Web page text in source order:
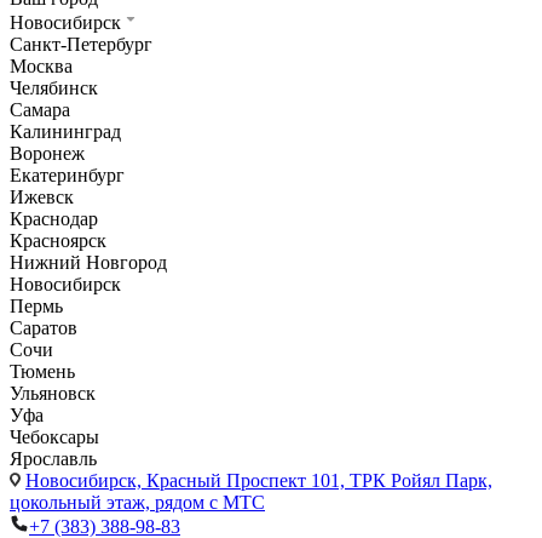
Новосибирск
Санкт-Петербург
Москва
Челябинск
Самара
Калининград
Воронеж
Екатеринбург
Ижевск
Краснодар
Красноярск
Нижний Новгород
Новосибирск
Пермь
Саратов
Сочи
Тюмень
Ульяновск
Уфа
Чебоксары
Ярославль
Новосибирск, Красный Проспект 101, ТРК Ройял Парк,
цокольный этаж, рядом с МТС
+7 (383) 388-98-83